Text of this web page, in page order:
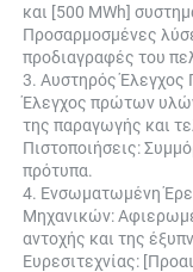
και [500 MWh]
Προσαρμοσμένες
προδιαγραφές του
3. Αυστηρός Έλεγχος
Έλεγχος πρώτων
της παραγωγής και
Πιστοποιήσεις:
πρότυπα.
4. Ενσωματωμένη
Μηχανικών:
αντοχής και της
Ευρεσιτεχνίας: